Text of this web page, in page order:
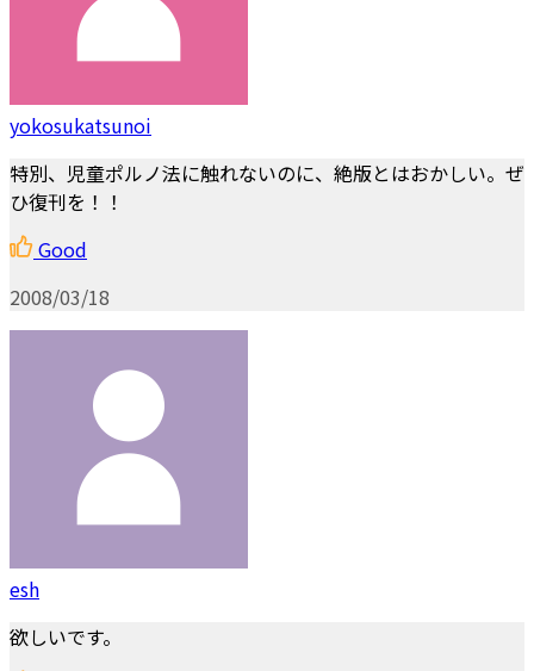
yokosukatsunoi
特別、児童ポルノ法に触れないのに、絶版とはおかしい。ぜ
ひ復刊を！！
Good
2008/03/18
esh
欲しいです。